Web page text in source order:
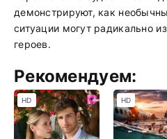
демонстрируют, как
ситуации могут радикально
героев.
Рекомендуем:
HD HD